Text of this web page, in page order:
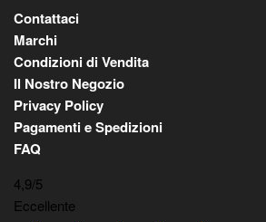
Contattaci
Marchi
Condizioni di Vendita
Il Nostro Negozio
Privacy Policy
Pagamenti e Spedizioni
FAQ
4,9/5
Eccellente